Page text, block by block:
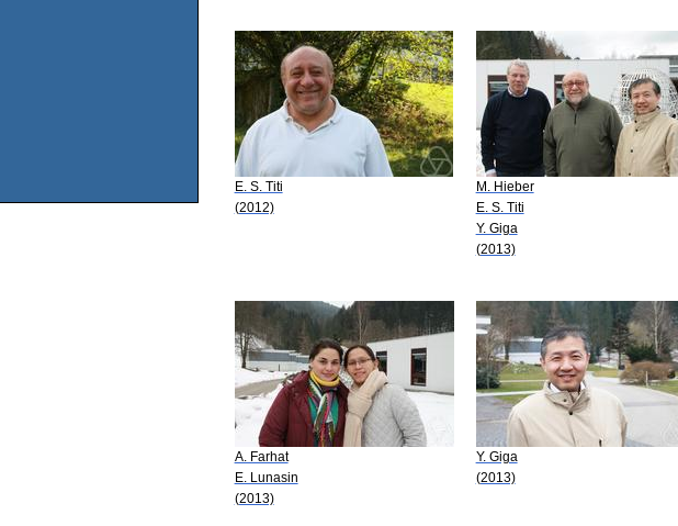
E. S. Titi
(2012)
M. Hieber
E. S. Titi
Y. Giga
(2013)
A. Farhat
E. Lunasin
(2013)
Y. Giga
(2013)